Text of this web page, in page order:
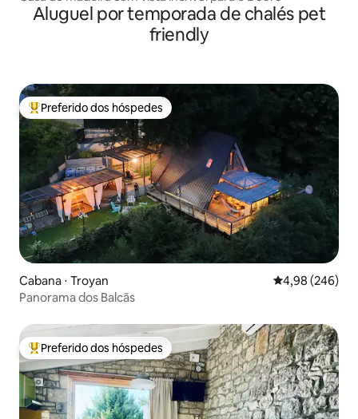
Aluguel por temporada de chalés pet
friendly
Entre os melhores preferidos dos hóspedes
Preferido dos hóspedes
Cabana ⋅ Troyan 4,98 de uma
4,98 (246)
Panorama dos Balcãs
Entre os melhores preferidos dos hóspedes
Preferido dos hóspedes